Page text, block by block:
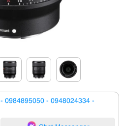
- 0984895050 - 0948024334 -